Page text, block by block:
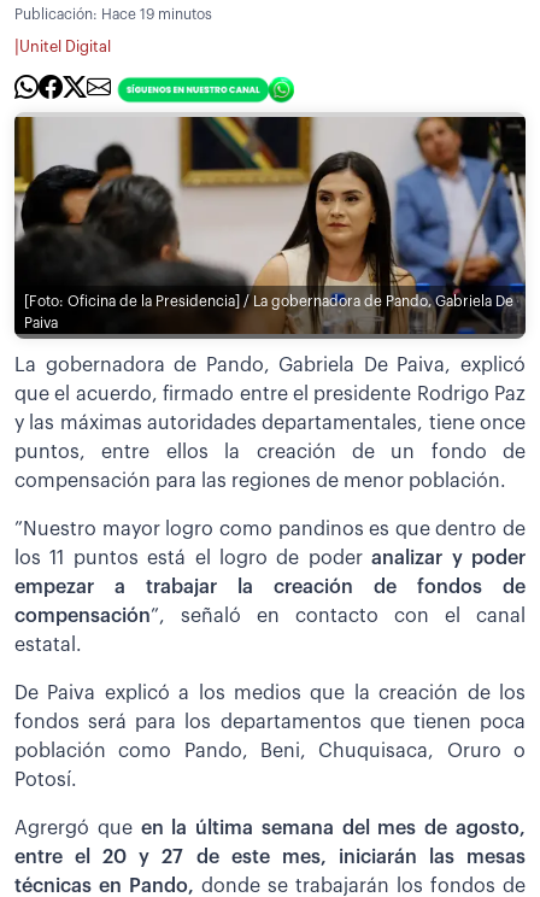
Publicación: Hace 19 minutos
Unitel Digital
[Foto: Oficina de la Presidencia] / La gobernadora de Pando, Gabriela De
Paiva
La gobernadora de Pando, Gabriela De Paiva, explicó
que el acuerdo, firmado entre el presidente Rodrigo Paz
y las máximas autoridades departamentales, tiene once
puntos, entre ellos la creación de un fondo de
compensación para las regiones de menor población.
”Nuestro mayor logro como pandinos es que dentro de
los 11 puntos está el logro de poderanalizar y poder
empezar a trabajar la creación de fondos de
compensación”, señaló en contacto con el canal
estatal.
De Paiva explicó a los medios que la creación de los
fondos será para los departamentos que tienen poca
población como Pando, Beni, Chuquisaca, Oruro o
Potosí.
Agrergó queen la última semana del mes de agosto,
entre el 20 y 27 de este mes, iniciarán las mesas
técnicas en Pando, donde se trabajarán los fondos de